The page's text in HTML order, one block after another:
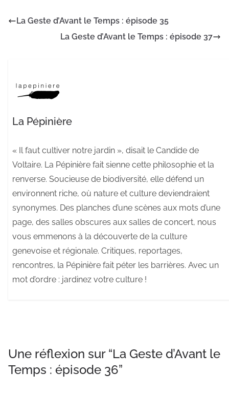
La Geste d’Avant le Temps : épisode 35
La Geste d’Avant le Temps : épisode 37
La Pépinière
« Il faut cultiver notre jardin », disait le Candide de
Voltaire. La Pépinière fait sienne cette philosophie et la
renverse. Soucieuse de biodiversité, elle défend un
environnent riche, où nature et culture deviendraient
synonymes. Des planches d’une scènes aux mots d’une
page, des salles obscures aux salles de concert, nous
vous emmenons à la découverte de la culture
genevoise et régionale. Critiques, reportages,
rencontres, la Pépinière fait péter les barrières. Avec un
mot d’ordre : jardinez votre culture !
Une réflexion sur “La Geste d’Avant le
Temps : épisode 36”